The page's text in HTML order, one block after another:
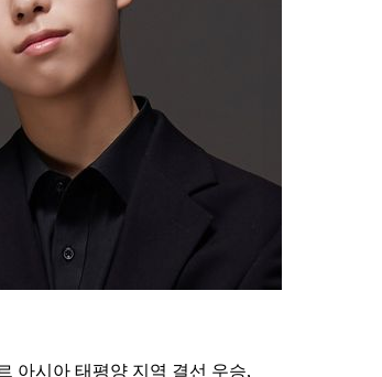
아시아 태평양 지역 결선 우승,